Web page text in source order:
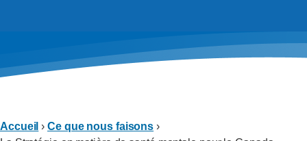
Accueil ›Ce que nous faisons ›